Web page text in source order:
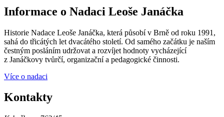
Informace o Nadaci Leoše Janáčka
Historie Nadace Leoše Janáčka, která působí v Brně od roku 1991,
sahá do třicátých let dvacátého století. Od samého začátku je naším
čestným posláním udržovat a rozvíjet hodnoty vycházející
z Janáčkovy tvůrčí, organizační a pedagogické činnosti.
Více o nadaci
Kontakty